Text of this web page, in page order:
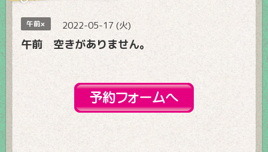
午前× 2022-05-17 (火)
午前 空きがありません。